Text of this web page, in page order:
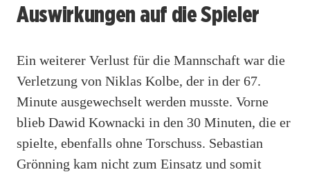
Auswirkungen auf die Spieler
Ein weiterer Verlust für die Mannschaft war die
Verletzung von Niklas Kolbe, der in der 67.
Minute ausgewechselt werden musste. Vorne
blieb Dawid Kownacki in den 30 Minuten, die er
spielte, ebenfalls ohne Torschuss. Sebastian
Grönning kam nicht zum Einsatz und somit